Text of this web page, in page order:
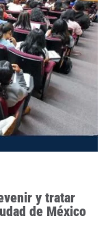
y tratar
de México